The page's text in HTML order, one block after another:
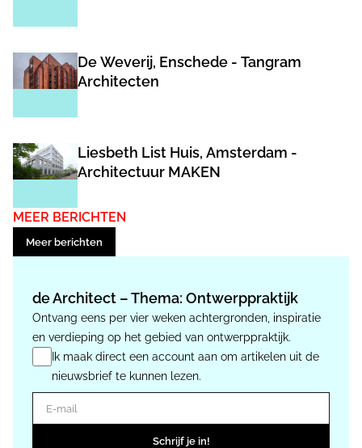
De Weverij, Enschede - Tangram
Architecten
Liesbeth List Huis, Amsterdam -
Architectuur MAKEN
MEER BERICHTEN
Meer berichten
de Architect – Thema: Ontwerppraktijk
Ontvang eens per vier weken achtergronden, inspiratie
en verdieping op het gebied van ontwerppraktijk.
Ik maak direct een account aan om artikelen uit de
nieuwsbrief te kunnen lezen.
E-mail
Schrijf je in!